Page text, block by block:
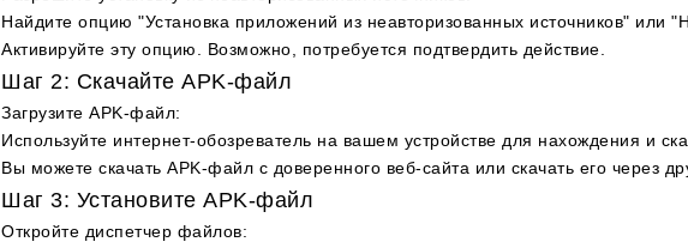
Найдите опцию "Установка приложений из неавторизованных источников" или
Активируйте эту опцию. Возможно, потребуется подтвердить действие.
Шаг 2: Скачайте APK-файл
Загрузите APK-файл:
Используйте интернет-обозреватель на вашем устройстве для нахождения и
Вы можете скачать APK-файл с доверенного веб-сайта или скачать его через
Шаг 3: Установите APK-файл
Откройте диспетчер файлов: